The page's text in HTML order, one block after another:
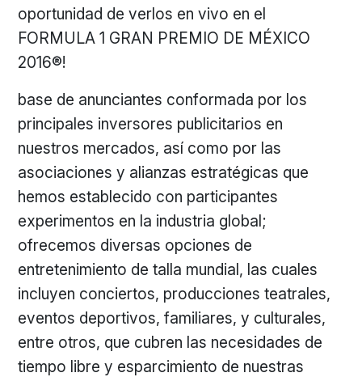
oportunidad de verlos en vivo en el
FORMULA 1 GRAN PREMIO DE MÉXICO
2016®!
base de anunciantes conformada por los
principales inversores publicitarios en
nuestros mercados, así como por las
asociaciones y alianzas estratégicas que
hemos establecido con participantes
experimentos en la industria global;
ofrecemos diversas opciones de
entretenimiento de talla mundial, las cuales
incluyen conciertos, producciones teatrales,
eventos deportivos, familiares, y culturales,
entre otros, que cubren las necesidades de
tiempo libre y esparcimiento de nuestras